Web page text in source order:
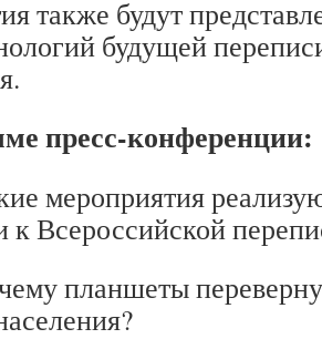
также будут
будущей
пресс-конференции:
к Всероссийской
перевернут